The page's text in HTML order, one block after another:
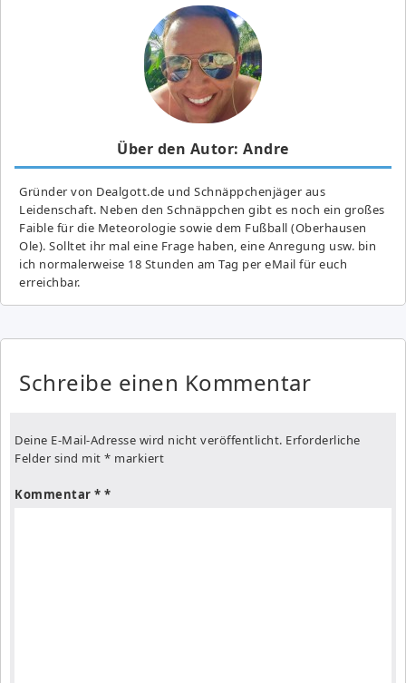
Über den Autor: Andre
Gründer von Dealgott.de und Schnäppchenjäger aus
Leidenschaft. Neben den Schnäppchen gibt es noch ein großes
Fai­ble für die Meteorologie sowie dem Fußball (Oberhausen
Ole). Solltet ihr mal eine Frage haben, eine Anregung usw. bin
ich normalerweise 18 Stunden am Tag per eMail für euch
erreichbar.
Schreibe einen Kommentar
Deine E-Mail-Adresse wird nicht veröffentlicht. Erforderliche
Felder sind mit * markiert
Kommentar *